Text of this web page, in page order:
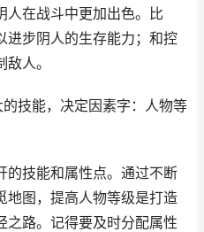
人在战斗中更加出色。比
进步阴人的生存能力；和控
人。
技能，决定因素字：人物等
的技能和属性点。通过不断
地图，提高人物等级是打造
之路。记得要及时分配属性